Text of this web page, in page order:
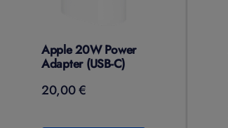
Apple 20W Power
Adapter (USB-C)
20,00 €